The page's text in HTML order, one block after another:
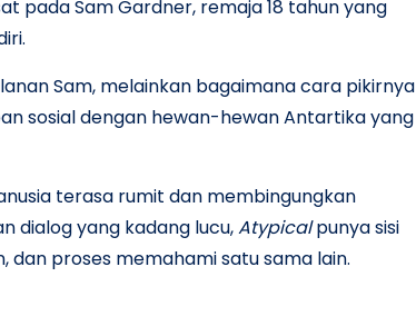
pada Sam Gardner, remaja 18 tahun yang
Sam, melainkan bagaimana cara pikirnya
sosial dengan hewan-hewan Antartika yang
terasa rumit dan membingungkan
dialog yang kadang lucu,Atypicalpunya sisi
proses memahami satu sama lain.